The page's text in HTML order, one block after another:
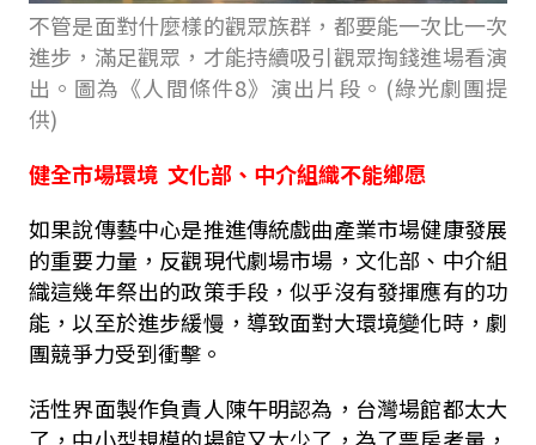
不管是面對什麼樣的觀眾族群，都要能一次比一次
進步，滿足觀眾，才能持續吸引觀眾掏錢進場看演
出。圖為《人間條件8》演出片段。(綠光劇團提
供)
健全市場環境 文化部、中介組織不能鄉愿
如果說傳藝中心是推進傳統戲曲產業市場健康發展
的重要力量，反觀現代劇場市場，文化部、中介組
織這幾年祭出的政策手段，似乎沒有發揮應有的功
能，以至於進步緩慢，導致面對大環境變化時，劇
團競爭力受到衝擊。
活性界面製作負責人陳午明認為，台灣場館都太大
了，中小型規模的場館又太少了，為了票房考量，